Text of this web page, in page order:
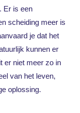
Er is een
scheiding meer is
je dat het
kunnen er
er niet meer zo in
van het leven,
oplossing.